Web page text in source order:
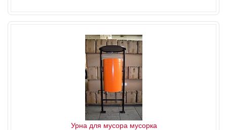
Урна для мусора мусорка